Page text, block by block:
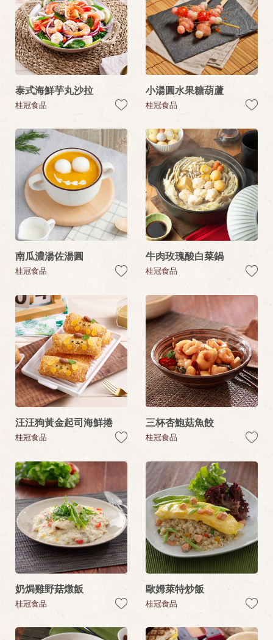
泰式海鮮芋丸沙拉
桂冠食品
小湯圓水果糖葫蘆
桂冠食品
南瓜濃湯佐湯圓
桂冠食品
牛肉玫瑰酸白菜鍋
桂冠食品
汪汪狗黃金起司海鮮捲
桂冠食品
三杯杏鮑菇魚餃
桂冠食品
奶焗雞野菇燉飯
桂冠食品
歐姆萊特炒飯
桂冠食品